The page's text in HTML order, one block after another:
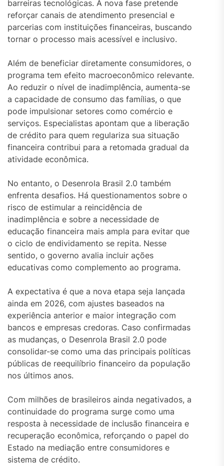
barreiras tecnológicas. A nova fase pretende
reforçar canais de atendimento presencial e
parcerias com instituições financeiras, buscando
tornar o processo mais acessível e inclusivo.
Além de beneficiar diretamente consumidores, o
programa tem efeito macroeconômico relevante.
Ao reduzir o nível de inadimplência, aumenta-se
a capacidade de consumo das famílias, o que
pode impulsionar setores como comércio e
serviços. Especialistas apontam que a liberação
de crédito para quem regulariza sua situação
financeira contribui para a retomada gradual da
atividade econômica.
No entanto, o Desenrola Brasil 2.0 também
enfrenta desafios. Há questionamentos sobre o
risco de estimular a reincidência de
inadimplência e sobre a necessidade de
educação financeira mais ampla para evitar que
o ciclo de endividamento se repita. Nesse
sentido, o governo avalia incluir ações
educativas como complemento ao programa.
A expectativa é que a nova etapa seja lançada
ainda em 2026, com ajustes baseados na
experiência anterior e maior integração com
bancos e empresas credoras. Caso confirmadas
as mudanças, o Desenrola Brasil 2.0 pode
consolidar-se como uma das principais políticas
públicas de reequilíbrio financeiro da população
nos últimos anos.
Com milhões de brasileiros ainda negativados, a
continuidade do programa surge como uma
resposta à necessidade de inclusão financeira e
recuperação econômica, reforçando o papel do
Estado na mediação entre consumidores e
sistema de crédito.